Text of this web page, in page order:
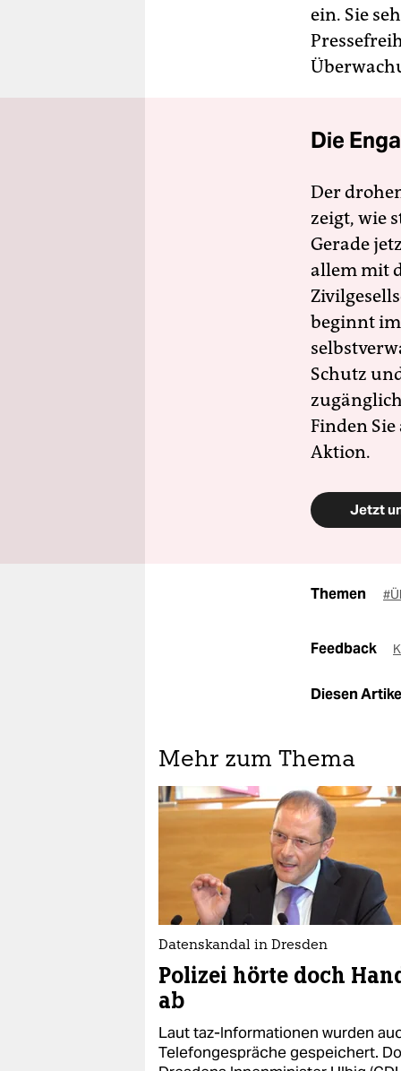
ein. Sie
Die
Der
zeigt, wie
Gerade
allem mit
beginnt
Schutz
Finden
Aktion.
Jetzt
Themen
Feedback
Diesen
Mehr zum Thema
Datenskandal in Dresden
Polizei hörte doch
ab
Laut taz-Informationen wurden
Telefongespräche gespeichert.